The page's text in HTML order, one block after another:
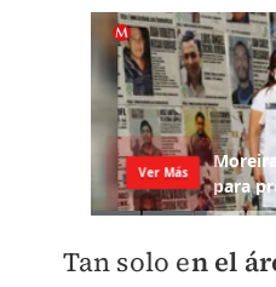
Tan solo en el